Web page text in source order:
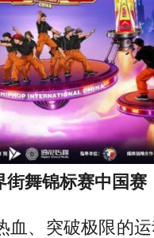
舞锦标赛中国赛
血、突破极限的